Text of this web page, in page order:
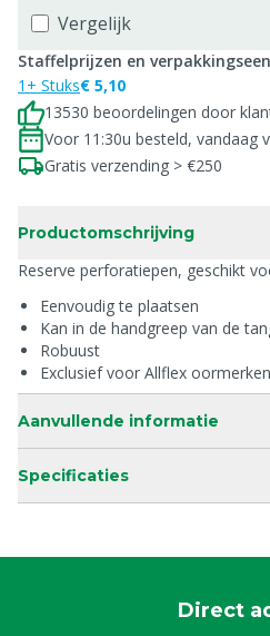
Vergelijk
Staffelprijzen en
1+ Stuks€ 5,10
13530 beoordelingen door
Voor 11:30u besteld, vandaag
Gratis verzending > €250
Productomschrijving
Reserve perforatiepen, geschikt
Eenvoudig te plaatsen
Kan in de handgreep van de
Robuust
Exclusief voor Allflex oormerken
Aanvullende informatie
Specificaties
Direct